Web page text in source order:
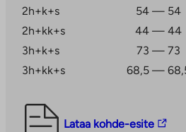
asuntotarjontaamme: https://
vehrea-kulttuurikaupunki-
kokoinen-paikka-asua
2h+k+s
54 — 54
2h+kk+s
44 — 44
3h+k+s
73 — 73
3h+kk+s
68,5 —
Lataa kohde-esite
Linkki